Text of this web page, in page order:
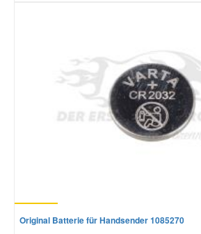
Original Batterie für Handsender 1085270